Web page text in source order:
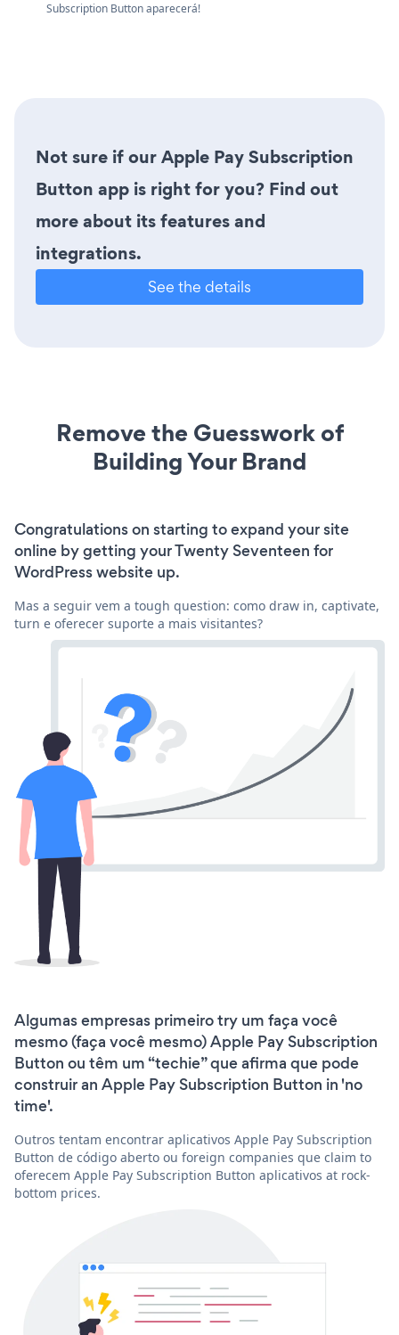
Subscription Button aparecerá!
Not sure if our Apple Pay Subscription
Button app is right for you? Find out
more about its features and
integrations.
See the details
Remove the Guesswork of
Building Your Brand
Congratulations on starting to expand your site
online by getting your Twenty Seventeen for
WordPress website up.
Mas a seguir vem a tough question: como draw in, captivate,
turn e oferecer suporte a mais visitantes?
Algumas empresas primeiro try um faça você
mesmo (faça você mesmo) Apple Pay Subscription
Button ou têm um “techie” que afirma que pode
construir an Apple Pay Subscription Button in 'no
time'.
Outros tentam encontrar aplicativos Apple Pay Subscription
Button de código aberto ou foreign companies que claim to
oferecem Apple Pay Subscription Button aplicativos at rock-
bottom prices.